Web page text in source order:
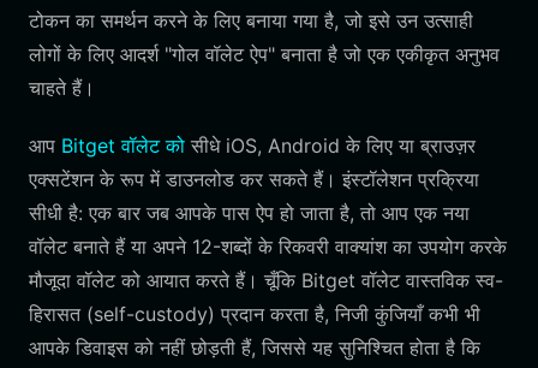
टोकन का समर्थन करने के लिए बनाया गया है, जो इसे उन उत्साही
लोगों के लिए आदर्श "गोल वॉलेट ऐप" बनाता है जो एक एकीकृत अनुभव
चाहते हैं।
आप Bitget वॉलेट को सीधे iOS, Android के लिए या ब्राउज़र
एक्सटेंशन के रूप में डाउनलोड कर सकते हैं। इंस्टॉलेशन प्रक्रिया
सीधी है: एक बार जब आपके पास ऐप हो जाता है, तो आप एक नया
वॉलेट बनाते हैं या अपने 12-शब्दों के रिकवरी वाक्यांश का उपयोग करके
मौजूदा वॉलेट को आयात करते हैं। चूँकि Bitget वॉलेट वास्तविक स्व-
हिरासत (self-custody) प्रदान करता है, निजी कुंजियाँ कभी भी
आपके डिवाइस को नहीं छोड़ती हैं, जिससे यह सुनिश्चित होता है कि